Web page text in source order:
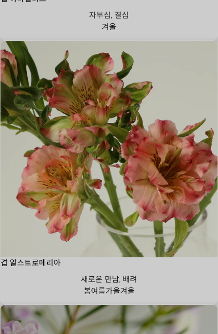
자부심, 결심
겨울
겹 알스트로메리아
새로운 만남, 배려
봄여름가을겨울